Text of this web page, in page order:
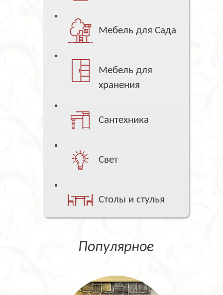
Мебель для Сада
Мебель для
хранения
Сантехника
Свет
Столы и стулья
Популярное